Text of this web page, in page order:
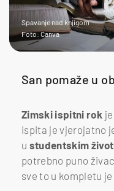
Spavanje nad knjigom
Foto: Canva
San pomaže u
Zimski ispitni rok
ispita je vjerojatno
u studentskim
potrebno puno
sve to u kompletu